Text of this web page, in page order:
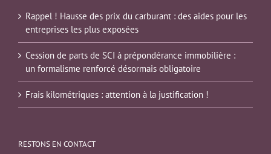
Rappel ! Hausse des prix du carburant : des aides pour les
entreprises les plus exposées
Cession de parts de SCI à prépondérance immobilière :
un formalisme renforcé désormais obligatoire
Frais kilométriques : attention à la justification !
RESTONS EN CONTACT